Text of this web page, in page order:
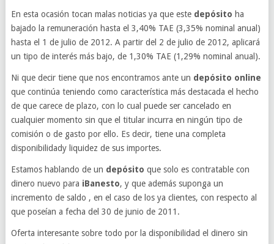
En esta ocasión tocan malas noticias ya que estedepósito ha
bajado la remuneración hasta el 3,40% TAE (3,35% nominal anual)
hasta el 1 de julio de 2012. A partir del 2 de julio de 2012, aplicará
un tipo de interés más bajo, de 1,30% TAE (1,29% nominal anual).
Ni que decir tiene que nos encontramos ante un depósito online
que continúa teniendo como característica más destacada el hecho
de que carece de plazo, con lo cual puede ser cancelado en
cualquier momento sin que el titular incurra en ningún tipo de
comisión o de gasto por ello. Es decir, tiene una completa
disponibilidady liquidez de sus importes.
Estamos hablando de un depósito que solo es contratable con
dinero nuevo para iBanesto, y que además suponga un
incremento de saldo , en el caso de los ya clientes, con respecto al
que poseían a fecha del 30 de junio de 2011.
Oferta interesante sobre todo por la disponibilidad el dinero sin